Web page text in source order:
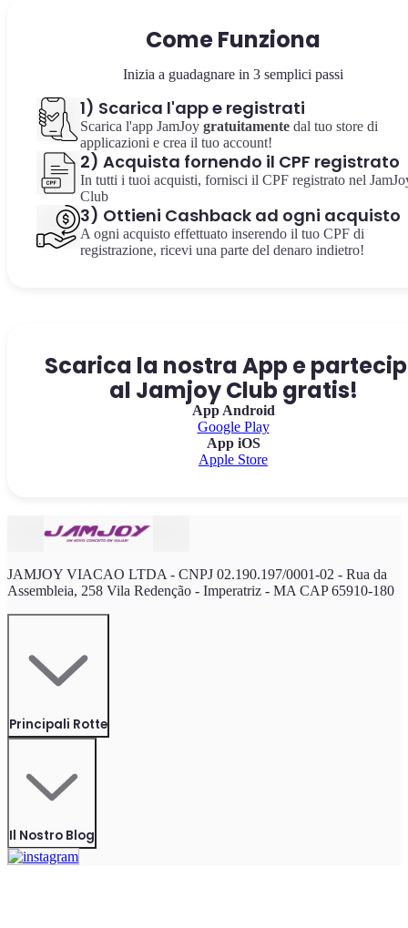
Come Funziona
Inizia a guadagnare in 3 semplici passi
1) Scarica l'app e registrati
Scarica l'app JamJoy gratuitamente dal tuo store di
applicazioni e crea il tuo account!
2) Acquista fornendo il CPF registrato
In tutti i tuoi acquisti, fornisci il CPF registrato nel
Club
3) Ottieni Cashback ad ogni acquisto
A ogni acquisto effettuato inserendo il tuo CPF di
registrazione, ricevi una parte del denaro indietro!
Scarica la nostra App e
al Jamjoy Club gratis!
App Android
Google Play
App iOS
Apple Store
JAMJOY VIACAO LTDA - CNPJ 02.190.197/0001-02 - Rua da
Assembleia, 258 Vila Redenção - Imperatriz - MA CAP 65910-180
Principali Rotte
Il Nostro Blog